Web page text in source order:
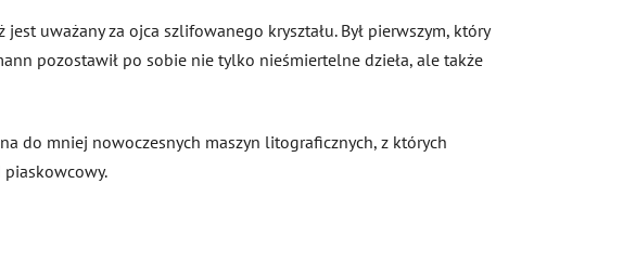
uważany za ojca szlifowanego kryształu. Był pierwszym, który
pozostawił po sobie nie tylko nieśmiertelne dzieła, ale także
do mniej nowoczesnych maszyn litograficznych, z których
piaskowcowy.